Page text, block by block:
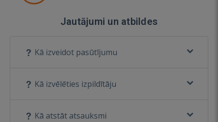
Jautājumi un atbildes
Kā izveidot pasūtījumu
Kā izvēlēties izpildītāju
Kā atstāt atsauksmi